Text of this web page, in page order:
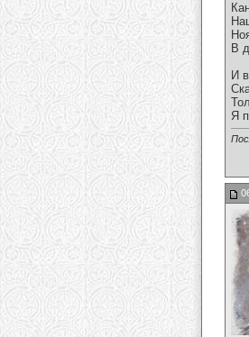
В
И
Я